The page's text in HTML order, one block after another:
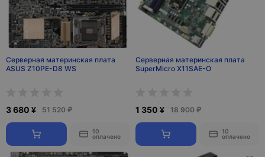
Серверная материнская плата
ASUS Z10PE-D8 WS
3 680 ¥ 51 520 ₽
10
оплачено
Серверная материнская плата
SuperMicro X11SAE-O
1 350 ¥ 18 900 ₽
10
оплачено